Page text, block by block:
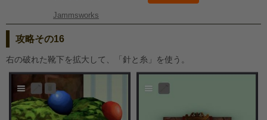
Jammsworks
攻略その16
右の破れた靴下を拡大して、「針と糸」を使う。